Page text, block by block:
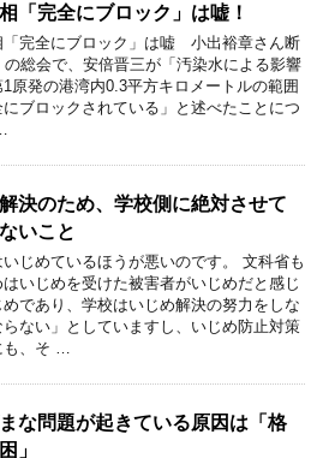
「完全にブロック」は嘘！
「完全にブロック」は嘘 小出裕章さん断
の総会で、安倍晋三が「汚染水による影響
原発の港湾内0.3平方キロメートルの範囲
にブロックされている」と述べたことにつ
決のため、学校側に絶対させて
いこと
いじめているほうが悪いのです。 文科省も
はいじめを受けた被害者がいじめだと感じ
めであり、学校はいじめ解決の努力をしな
らない」としていますし、いじめ防止対策
、そ …
な問題が起きている原因は「格
」